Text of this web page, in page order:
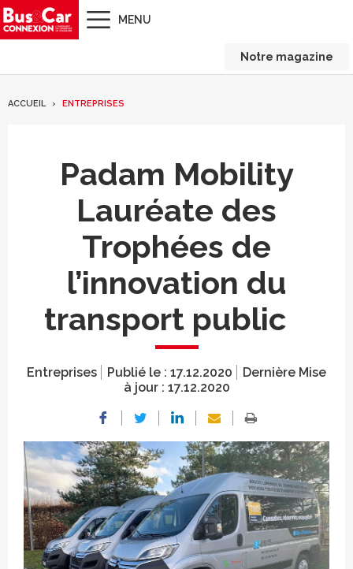
MENU
Notre magazine
ACCUEIL ENTREPRISES
Padam Mobility
Lauréate des
Trophées de
l’innovation du
transport public
Entreprises Publié le : 17.12.2020
Dernière Mise
à jour : 17.12.2020